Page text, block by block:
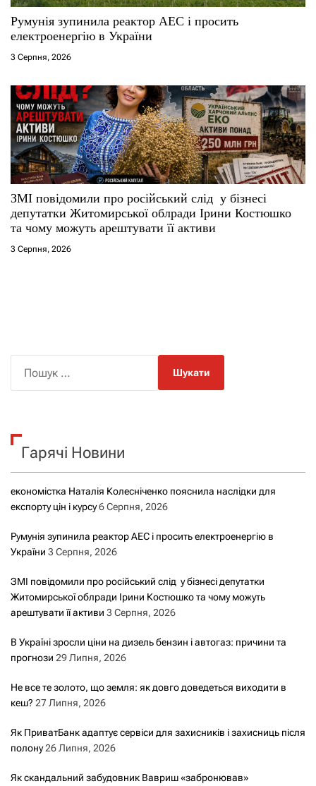
Румунія зупинила реактор АЕС і просить
електроенергію в України
3 Серпня, 2026
ЗМІ повідомили про російський слід у бізнесі
депутатки Житомирської облради Ірини Костюшко
та чому можуть арештувати її активи
3 Серпня, 2026
к
Гарячі Новини
економістка Наталія Колесніченко пояснила наслідки для
експорту цін і курсу6 Серпня, 2026
Румунія зупинила реактор АЕС і просить електроенергію в
України 3 Серпня, 2026
ЗМІ повідомили про російський слід у бізнесі депутатки
Житомирської облради Ірини Костюшко та чому можуть
арештувати її активи 3 Серпня, 2026
В Україні зросли ціни на дизель бензин і автогаз: причини та
прогнози 29 Липня, 2026
Не все те золото, що земля: як довго доведеться виходити в
кеш? 27 Липня, 2026
Як ПриватБанк адаптує сервіси для захисників і захисниць після
полону26 Липня, 2026
Як скандальний забудовник Вавриш «забронював»